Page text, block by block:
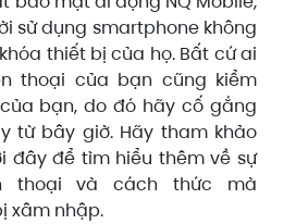
sử dụng smartphone không
thiết bị của họ. Bất cứ ai
thoại của bạn cũng kiểm
bạn, do đó hãy cố gắng
từ bây giờ. Hãy tham khảo
đây để tìm hiểu thêm về sự
thoại và cách thức mà
xâm nhập.